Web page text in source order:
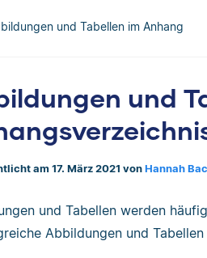
und Tabellen im Anhang
und
am 17. März 2021 von Hannah
und Tabellen werden
Abbildungen und